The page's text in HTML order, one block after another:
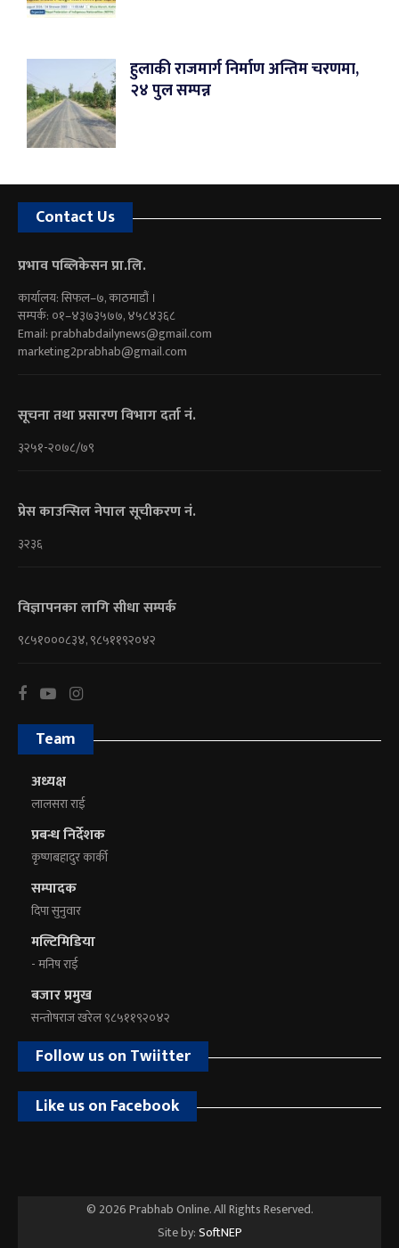
हुलाकी राजमार्ग निर्माण अन्तिम चरणमा,
२४ पुल सम्पन्न
Contact Us
प्रभाव पब्लिकेसन प्रा.लि.
कार्यालय: सिफल–७, काठमाडौं ।
सम्पर्क: ०१–४३७३५७७, ४५८४३६८
Email:prabhabdailynews@gmail.com
marketing2prabhab@gmail.com
सूचना तथा प्रसारण विभाग दर्ता नं.
३२५१-२०७८/७९
प्रेस काउन्सिल नेपाल सूचीकरण नं.
३२३६
विज्ञापनका लागि सीधा सम्पर्क
९८५१०००८३४, ९८५११९२०४२
Team
अध्यक्ष
लालसरा राई
प्रबन्ध निर्देशक
कृष्णबहादुर कार्की
सम्पादक
दिपा सुनुवार
मल्टिमिडिया
- मनिष राई
बजार प्रमुख
सन्तोषराज खरेल ९८५११९२०४२
Follow us on Twiitter
Like us on Facebook
© 2026 Prabhab Online. All Rights Reserved.
Site by:SoftNEP